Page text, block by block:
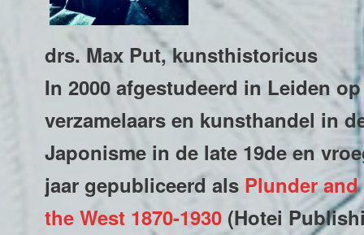
drs. Max Put, kunsthistoricus
In 2000 afgestudeerd in Leiden
verzamelaars en kunsthandel in
Japonisme in de late 19de en
jaar gepubliceerd als Plunder
the West 1870-1930 (Hotei